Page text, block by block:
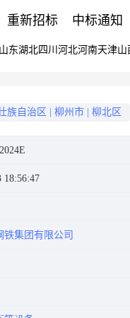
重新招标 中标通知
山东湖北四川 河北河南天津山
族自治区 柳州市 柳北区
18:56:47
铁集团有限公司